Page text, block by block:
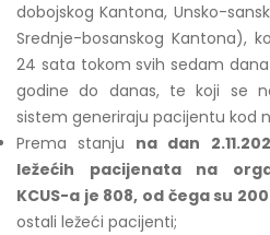
dobojskog Kantona, Unsko-
Srednje-bosanskog Kantona),
24 sata tokom svih sedam
godine do danas, te koji se
sistem generiraju pacijentu kod
Prema stanju na dan
ležećih pacijenata na
KCUS-a je 808, od čega su
ostali ležeći pacijenti;